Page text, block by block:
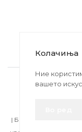
2020-2024 ©
| БРАЌА МИНКОВИ 57,
Колачиња
Ние
вашето